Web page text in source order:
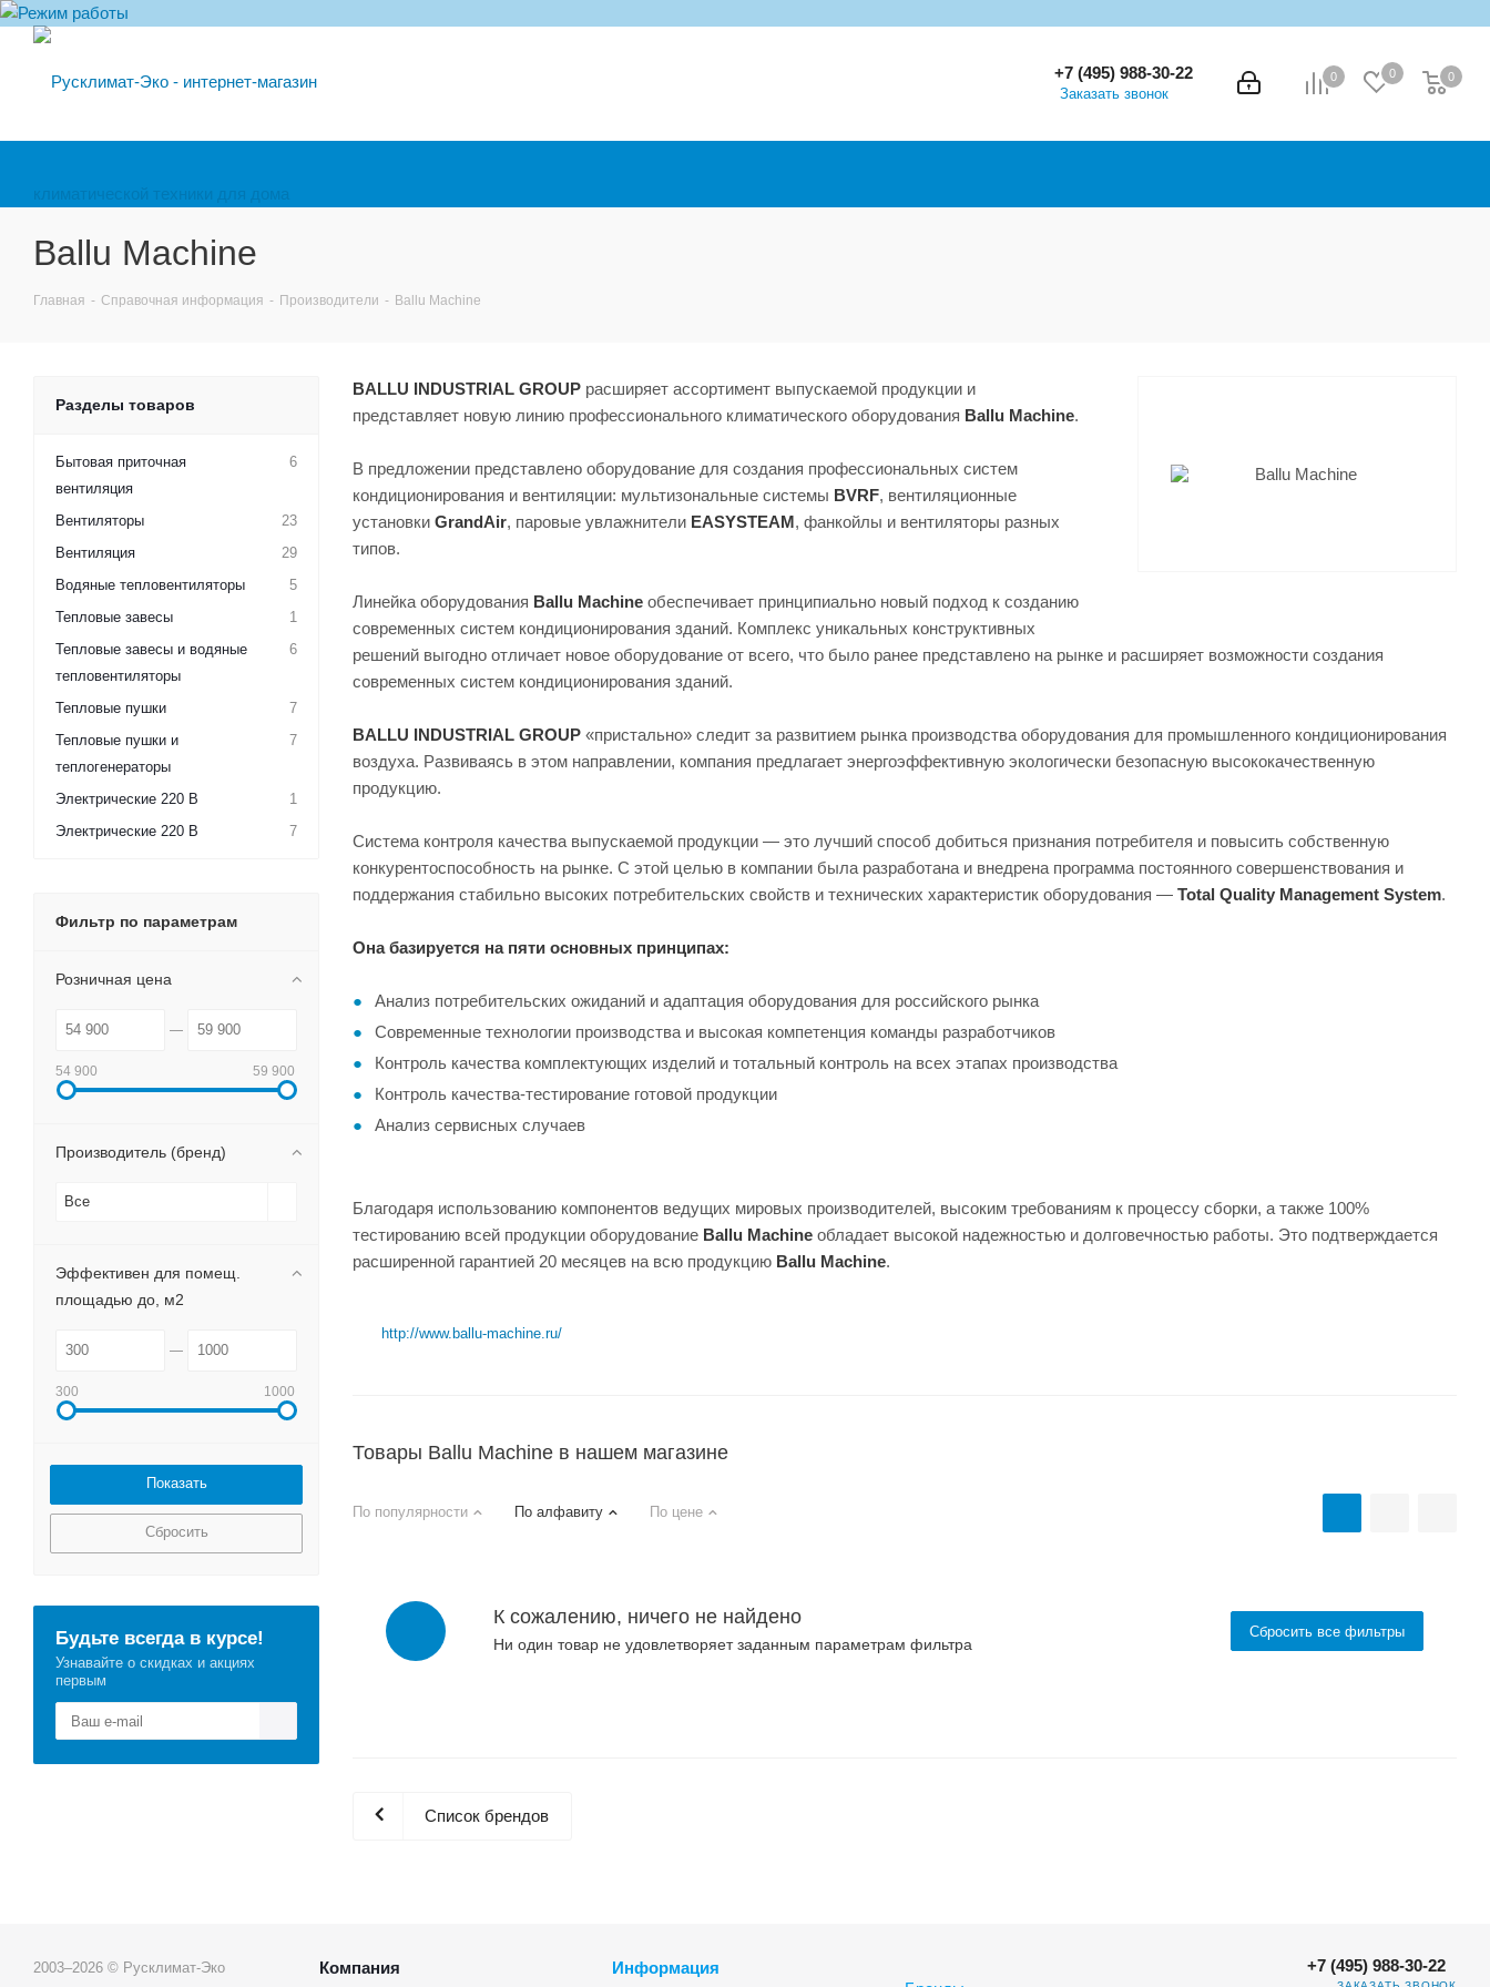
0 0 0
0
+7 (495) 988-30-22
Заказать звонок
Ballu Machine
Главная - Справочная информация - Производители - Ballu Machine
BALLU INDUSTRIAL GROUP расширяет ассортимент выпускаемой продукции и
представляет новую линию профессионального климатического оборудования Ballu Machine.
В предложении представлено оборудование для создания профессиональных систем
кондиционирования и вентиляции: мультизональные системы BVRF, вентиляционные
установки GrandAir, паровые увлажнители EASYSTEAM, фанкойлы и вентиляторы разных
типов.
Линейка оборудования Ballu Machine обеспечивает принципиально новый подход к созданию
современных систем кондиционирования зданий. Комплекс уникальных конструктивных
решений выгодно отличает новое оборудование от всего, что было ранее представлено на рынке и расширяет возможности создания
современных систем кондиционирования зданий.
BALLU INDUSTRIAL GROUP «пристально» следит за развитием рынка производства оборудования для промышленного кондиционирования
воздуха. Развиваясь в этом направлении, компания предлагает энергоэффективную экологически безопасную высококачественную
продукцию.
Система контроля качества выпускаемой продукции — это лучший способ добиться признания потребителя и повысить собственную
конкурентоспособность на рынке. С этой целью в компании была разработана и внедрена программа постоянного совершенствования и
поддержания стабильно высоких потребительских свойств и технических характеристик оборудования — Total Quality Management System.
Она базируется на пяти основных принципах:
Анализ потребительских ожиданий и адаптация оборудования для российского рынка
Современные технологии производства и высокая компетенция команды разработчиков
Контроль качества комплектующих изделий и тотальный контроль на всех этапах производства
Контроль качества-тестирование готовой продукции
Анализ сервисных случаев
Благодаря использованию компонентов ведущих мировых производителей, высоким требованиям к процессу сборки, а также 100%
тестированию всей продукции оборудование Ballu Machine обладает высокой надежностью и долговечностью работы. Это подтверждается
расширенной гарантией 20 месяцев на всю продукцию Ballu Machine.
http://www.ballu-machine.ru/
Товары Ballu Machine в нашем магазине
По популярности По алфавиту По цене
К сожалению, ничего не найдено
Ни один товар не удовлетворяет заданным параметрам фильтра
Сбросить все фильтры
Список брендов
Разделы товаров
Бытовая приточная
вентиляция
6
Вентиляторы
23
Вентиляция
29
Водяные тепловентиляторы
5
Тепловые завесы
1
Тепловые завесы и водяные
тепловентиляторы
6
Тепловые пушки
7
Тепловые пушки и
теплогенераторы
7
Электрические 220 В
1
Электрические 220 В
7
Фильтр по параметрам
Розничная цена
54 900 59 900
Производитель (бренд)
Все
Эффективен для помещ.
площадью до, м2
300 1000
Сбросить
Будьте всегда в курсе!
Узнавайте о скидках и акциях
первым
2003–2026 © Русклимат-Эко Компания
Информация
+7 (495) 988-30-22